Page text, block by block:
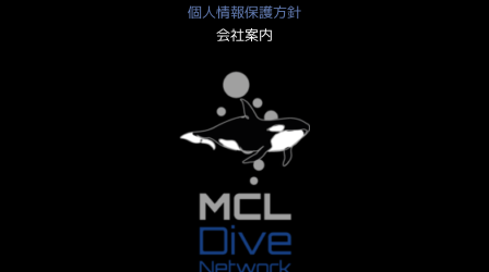
個人情報保護方針
会社案内